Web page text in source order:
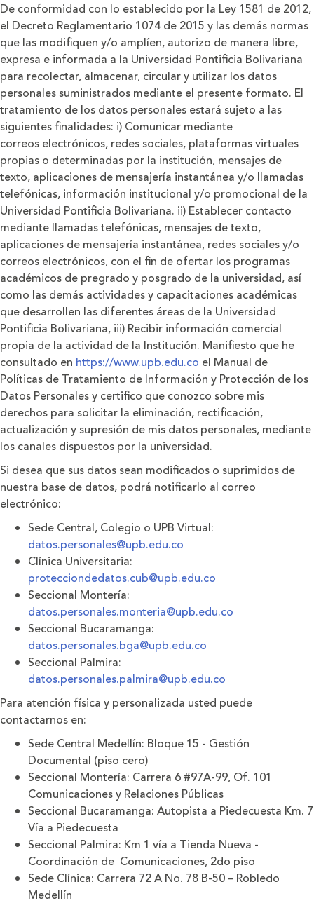
De conformidad con lo establecido por la Ley 1581 de 2012,
el Decreto Reglamentario 1074 de 2015 y las demás normas
que las modiﬁquen y/o amplíen, autorizo de manera libre,
expresa e informada a la Universidad Pontiﬁcia Bolivariana
para recolectar, almacenar, circular y utilizar los datos
personales suministrados mediante el presente formato. El
tratamiento de los datos personales estará sujeto a las
siguientes ﬁnalidades: i) Comunicar mediante
correos electrónicos, redes sociales, plataformas virtuales
propias o determinadas por la institución, mensajes de
texto, aplicaciones de mensajería instantánea y/o llamadas
telefónicas, información institucional y/o promocional de la
Universidad Pontiﬁcia Bolivariana. ii) Establecer contacto
mediante llamadas telefónicas, mensajes de texto,
aplicaciones de mensajería instantánea, redes sociales y/o
correos electrónicos, con el ﬁn de ofertar los programas
académicos de pregrado y posgrado de la universidad, así
como las demás actividades y capacitaciones académicas
que desarrollen las diferentes áreas de la Universidad
Pontiﬁcia Bolivariana, iii) Recibir información comercial
propia de la actividad de la Institución. Maniﬁesto que he
consultado en https://www.upb.edu.co el Manual de
Políticas de Tratamiento de Información y Protección de los
Datos Personales y certiﬁco que conozco sobre mis
derechos para solicitar la eliminación, rectiﬁcación,
actualización y supresión de mis datos personales, mediante
los canales dispuestos por la universidad.
Si desea que sus datos sean modiﬁcados o suprimidos de
nuestra base de datos, podrá notiﬁcarlo al correo
electrónico:
Sede Central, Colegio o UPB Virtual:
datos.personales@upb.edu.co
Clínica Universitaria:
protecciondedatos.cub@upb.edu.co
Seccional Montería:
datos.personales.monteria@upb.edu.co
Seccional Bucaramanga:
datos.personales.bga@upb.edu.co
Seccional Palmira:
datos.personales.palmira@upb.edu.co
Para atención física y personalizada usted puede
contactarnos en:
Sede Central Medellín: Bloque 15 - Gestión
Documental (piso cero)
Seccional Montería: Carrera 6 #97A-99, Of. 101
Comunicaciones y Relaciones Públicas
Seccional Bucaramanga: Autopista a Piedecuesta Km. 7
Vía a Piedecuesta
Seccional Palmira: Km 1 vía a Tienda Nueva -
Coordinación de Comunicaciones, 2do piso
Sede Clínica: Carrera 72 A No. 78 B-50 – Robledo
Medellín